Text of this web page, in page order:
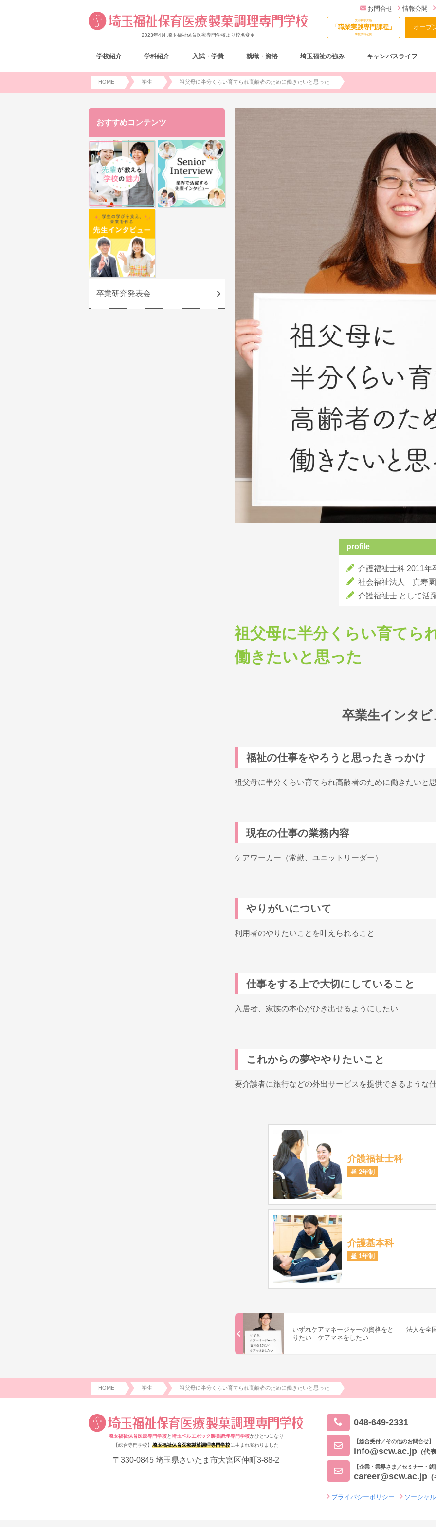
2023年4月 埼玉福祉保育医療専門学校より校名変更
お問合せ 情報公開
文部科学大臣
「職業実践専門課程」
学校情報公開
オープ
学校紹介 学科紹介 入試・学費 就職・資格 埼玉福祉の強み キャンパスライフ
HOME 学生 祖父母に半分くらい育てられ高齢者のために働きたいと思った
profile
介護福祉士科 2011年
社会福祉法人 真寿
介護福祉士 として活
祖父母に半分くらい育てら
働きたいと思った
卒業生インタビ
福祉の仕事をやろうと思ったきっかけ
祖父母に半分くらい育てられ高齢者のために働きたいと
現在の仕事の業務内容
ケアワーカー（常勤、ユニットリーダー）
やりがいについて
利用者のやりたいことを叶えられること
仕事をする上で大切にしていること
入居者、家族の本心がひき出せるようにしたい
これからの夢ややりたいこと
要介護者に旅行などの外出サービスを提供できるような
介護福祉士科
昼 2年制
介護基本科
昼 1年制
いずれケアマネージャーの資格をと
りたい ケアマネをしたい
法人を全
おすすめコンテンツ
卒業研究発表会
HOME 学生 祖父母に半分くらい育てられ高齢者のために働きたいと思った
埼玉福祉保育医療専門学校と埼玉ベルエポック製菓調理専門学校がひとつになり
【総合専門学校】 埼玉福祉保育医療製菓調理専門学校に生まれ変わりました
〒330-0845 埼玉県さいたま市大宮区仲町3-88-2
048-649-2331
【総合受付／その他のお問合せ】
info@scw.ac.jp (代
【企業・業界さま／セミナー・
career@scw.ac.jp (
プライバシーポリシー ソーシャ